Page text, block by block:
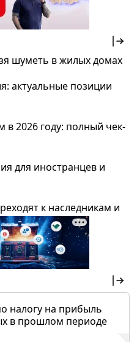
шуметь в жилых домах
актуальные позиции
2026 году: полный чек-
для иностранцев и
к наследникам и
налогу на прибыль
в прошлом периоде